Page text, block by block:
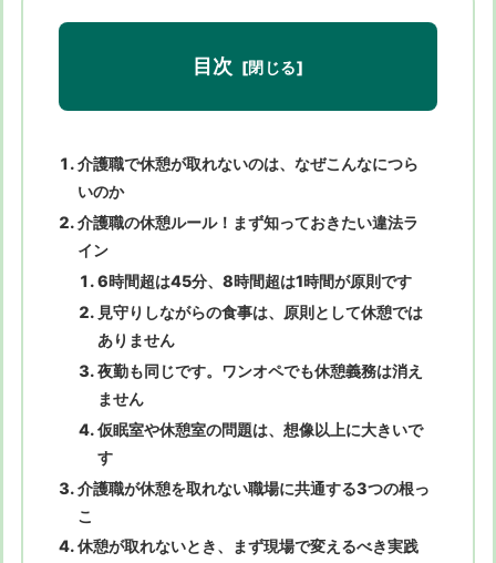
目次
介護職で休憩が取れないのは、なぜこんなにつら
いのか
介護職の休憩ルール！まず知っておきたい違法ラ
イン
6時間超は45分、8時間超は1時間が原則です
見守りしながらの食事は、原則として休憩では
ありません
夜勤も同じです。ワンオペでも休憩義務は消え
ません
仮眠室や休憩室の問題は、想像以上に大きいで
す
介護職が休憩を取れない職場に共通する3つの根っ
こ
休憩が取れないとき、まず現場で変えるべき実践